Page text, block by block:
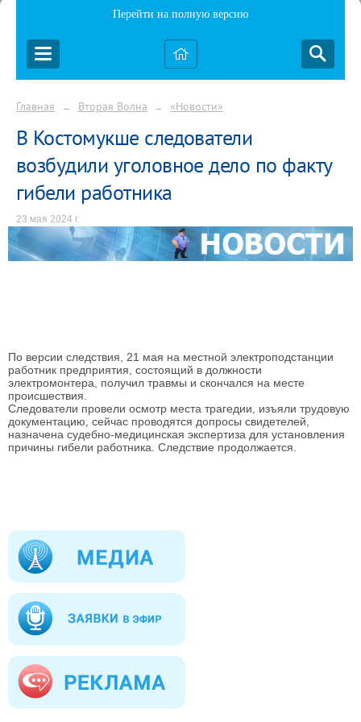
Перейти на полную версию
Главная → Вторая Волна → «Новости»
В Костомукше следователи
возбудили уголовное дело по факту
гибели работника
23 мая 2024 г.
По версии следствия, 21 мая на местной электроподстанции
работник предприятия, состоящий в должности
электромонтера, получил травмы и скончался на месте
происшествия.
Следователи провели осмотр места трагедии, изъяли трудовую
документацию, сейчас проводятся допросы свидетелей,
назначена судебно-медицинская экспертиза для установления
причины гибели работника. Следствие продолжается.